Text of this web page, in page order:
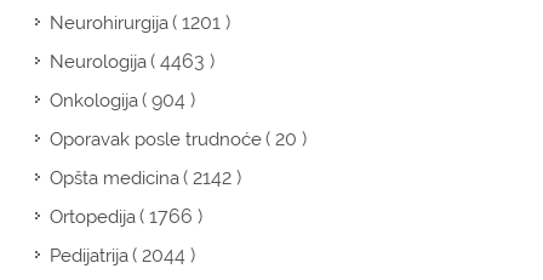
Neurohirurgija( 1201 )
Neurologija( 4463 )
Onkologija( 904 )
Oporavak posle trudnoće( 20 )
Opšta medicina( 2142 )
Ortopedija( 1766 )
Pedijatrija( 2044 )